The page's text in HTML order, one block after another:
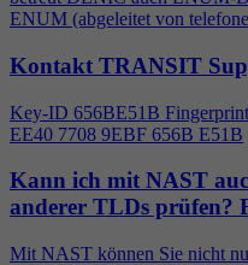
ENUM (abgeleitet von
Kontakt TRANSIT
Key-ID 656BE51B
EE40 7708 9EBF 656B E51B
Kann ich mit NAST
anderer TLDs prüfen?
Mit NAST können Sie nicht